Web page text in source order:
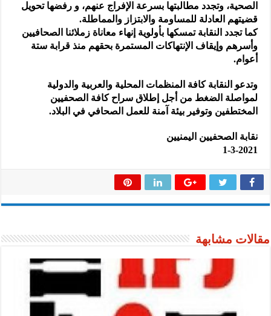
الصحية، وتجدد مطالبتها بسرعة الإفراج عنهم، و رفضها تحويل
قضيتهم العادلة للمساومة والابتزاز والمماطلة.
كما تجدد النقابة تمسكها بأولوية إنهاء معاناة زملائنا الصحافيين
وأسرهم وإيقاف الإنتهاكات المستمرة بحقهم منذ قرابة ستة
أعوام.
وتدعو النقابة كافة المنظمات المحلية والعربية والدولية
لمواصلة الضغط من أجل إطلاق سراح كافة الصحفيين
المختطفين وتوفير بيئة آمنة للعمل الصحافي في البلاد.
نقابة الصحفيين اليمنيين
1-3-2021
مقالات مشابهة